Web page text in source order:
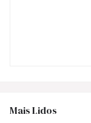
Mais Lidos